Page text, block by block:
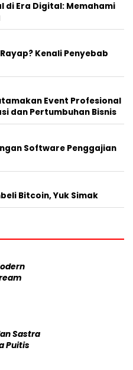
di Era Digital: Memahami
Kenali Penyebab
Event Profesional
dan Pertumbuhan Bisnis
Software Penggajian
Bitcoin, Yuk Simak
Sastra
Puitis